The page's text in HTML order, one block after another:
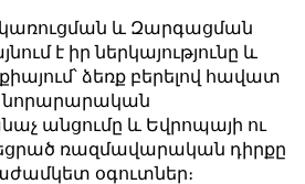
և Զարգացման
է իր ներկայությունը և
ձեռք բերելով հավատ
նորարարական
անցումը և Եվրոպայի ու
ռազմավարական դիրքը
օգուտներ։